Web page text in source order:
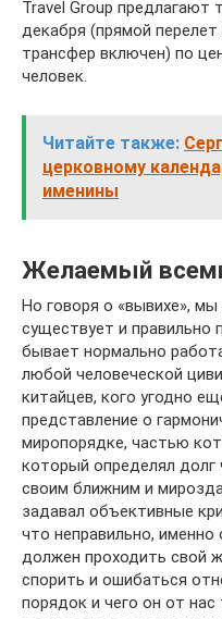
Travel Group предлагают
декабря (прямой перелет
трансфер включен) по
человек.
Читайте также:
церковному
именины
Желаемый
Но говоря о «вывихе»,
существует и правильно
бывает нормально
любой человеческой
китайцев, кого угодно
представление о
миропорядке, частью
который определял
своим ближним и
задавал объективные
что неправильно,
должен проходить свой
спорить и ошибаться
порядок и чего он от нас